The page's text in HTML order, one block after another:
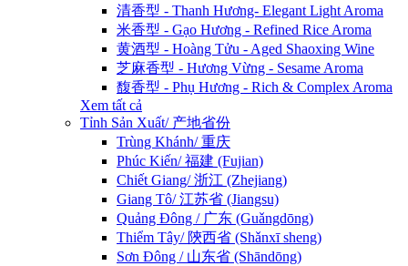
清香型 - Thanh Hương- Elegant Light Aroma
米香型 - Gạo Hương - Refined Rice Aroma
黄酒型 - Hoàng Tửu - Aged Shaoxing Wine
芝麻香型 - Hương Vừng - Sesame Aroma
馥香型 - Phụ Hương - Rich & Complex Aroma
Xem tất cả
Tỉnh Sản Xuất/ 产地省份
Trùng Khánh/ 重庆
Phúc Kiến/ 福建 (Fujian)
Chiết Giang/ 浙江 (Zhejiang)
Giang Tô/ 江苏省 (Jiangsu)
Quảng Đông / 广东 (Guǎngdōng)
Thiểm Tây/ 陝西省 (Shǎnxī sheng)
Sơn Đông / 山东省 (Shāndōng)